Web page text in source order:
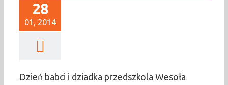
28
01, 2014
Dzień babci i dziadka przedszkola Wesoła